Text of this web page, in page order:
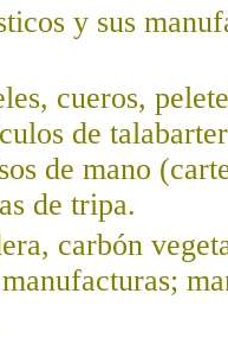
y sus
cueros,
de
de mano
de tripa.
carbón